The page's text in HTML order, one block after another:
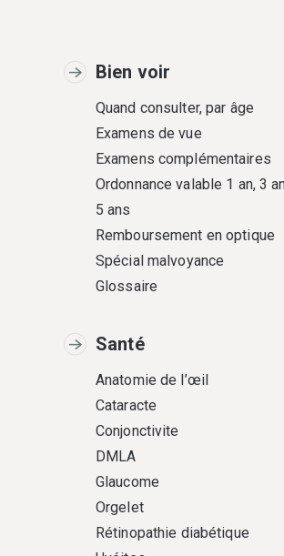
Bien voir
Quand consulter, par âge
Examens de vue
Examens complémentaires
Ordonnance valable 1 an, 3
5 ans
Remboursement en optique
Spécial malvoyance
Glossaire
Santé
Anatomie de l’œil
Cataracte
Conjonctivite
DMLA
Glaucome
Orgelet
Rétinopathie diabétique